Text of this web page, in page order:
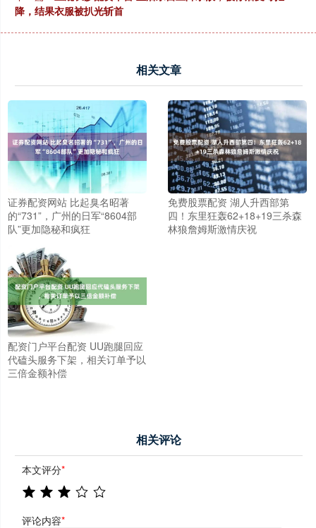
降，结果衣服被扒光斩首
相关文章
证券配资网站 比起臭名昭著
的“731”，广州的日军“8604部
队”更加隐秘和疯狂
免费股票配资 湖人升西部第
四！东里狂轰62+18+19三杀森
林狼詹姆斯激情庆祝
配资门户平台配资 UU跑腿回应
代磕头服务下架，相关订单予以
三倍金额补偿
相关评论
本文评分*
评论内容*